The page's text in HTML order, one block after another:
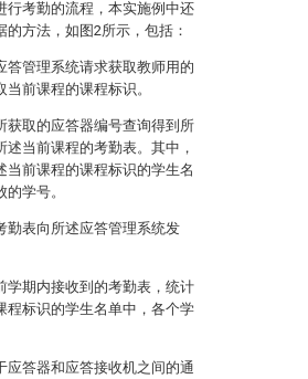
行考勤的流程，本实施例中还
方法，如图2所示，包括：
答管理系统请求获取教师用的
前课程的课程标识。
获取的应答器编号查询得到所
当前课程的考勤表。其中，
当前课程的课程标识的学生名
学号。
勤表向所述应答管理系统发
学期内接收到的考勤表，统计
程标识的学生名单中，各个学
应答器和应答接收机之间的通